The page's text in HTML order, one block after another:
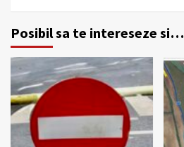
Posibil sa te intereseze si…